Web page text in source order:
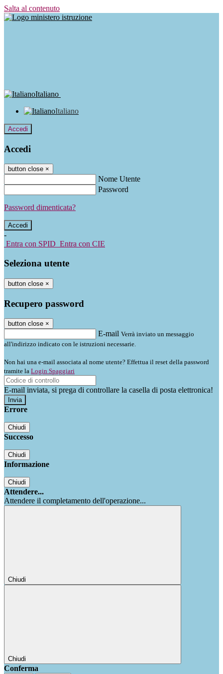
Salta al contenuto
Italiano
Italiano
Accedi
Accedi
button close ×
Nome Utente
Password
Password dimenticata?
-
Entra con SPID Entra con CIE
Seleziona utente
button close ×
Recupero password
button close ×
E-mail Verrà inviato un messaggio
all'indirizzo indicato con le istruzioni necessarie.
Non hai una e-mail associata al nome utente? Effettua il reset della password
tramite la Login Spaggiari
E-mail inviata, si prega di controllare la casella di posta elettronica!
Errore
Chiudi
Successo
Chiudi
Informazione
Chiudi
Attendere...
Attendere il completamento dell'operazione...
Chiudi
Chiudi
Conferma